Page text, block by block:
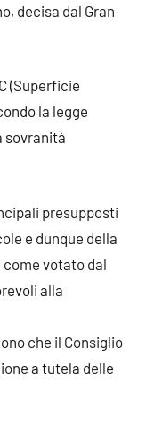
decisa dal Gran
(Superficie
la legge
sovranità
presupposti
e dunque della
votato dal
alla
che il Consiglio
a tutela delle